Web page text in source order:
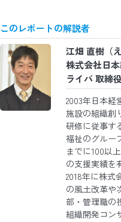
このレポートの解説者
江畑 直樹（
株式会社日
ライバ 取締
2003年日本経
施設の組織創
研修に従事す
福祉のグルー
までに100以
の支援実績を
2018年に株式
の風土改革や
部・管理職の
組織開発コン